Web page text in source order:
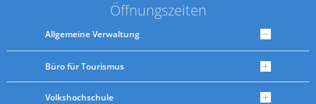
Öffnungszeiten
Allgemeine Verwaltung
Büro für Tourismus
Volkshochschule